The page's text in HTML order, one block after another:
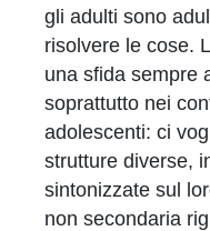
gli adulti sono
risolvere le cose.
una sfida sempre
soprattutto nei
adolescenti: ci
strutture diverse,
sintonizzate sul
non secondaria